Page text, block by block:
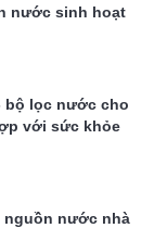
nước sinh hoạt
bộ lọc nước cho
với sức khỏe
nguồn nước nhà